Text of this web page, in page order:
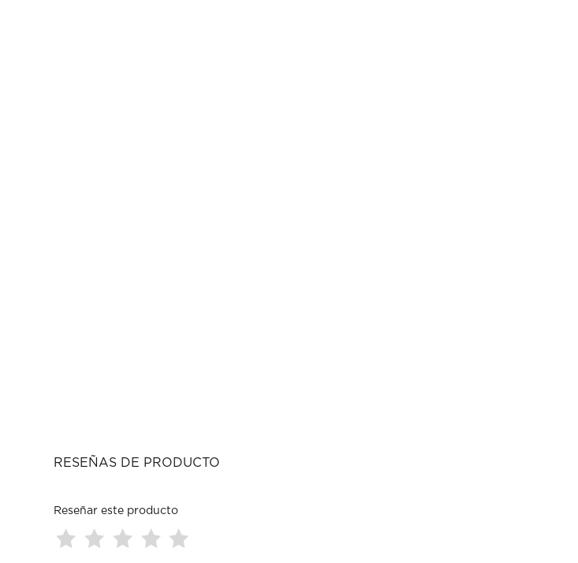
RESEÑAS DE PRODUCTO
Reseñar este producto